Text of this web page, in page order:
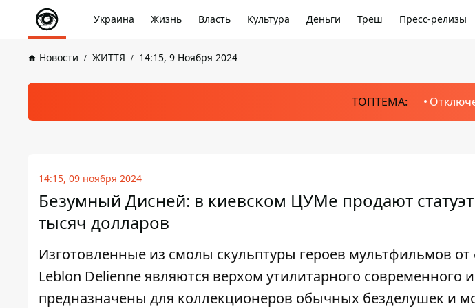
Украина Жизнь Власть Культура Деньги Треш Пресс-релизы
Новости ЖИТТЯ 14:15, 9 Ноября 2024
ТОПТЕМА:
14:15, 09 ноября 2024
Безумный Дисней: в киевском ЦУМе продают
тысяч долларов
Изготовленные из смолы скульптуры героев мультфильмов
Leblon Delienne являются верхом утилитарного современного
предназначены для коллекционеров обычных безделушек и